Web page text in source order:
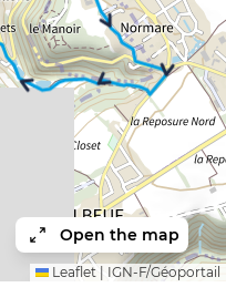
Open the map
Leaflet IGN-F/Géoportail